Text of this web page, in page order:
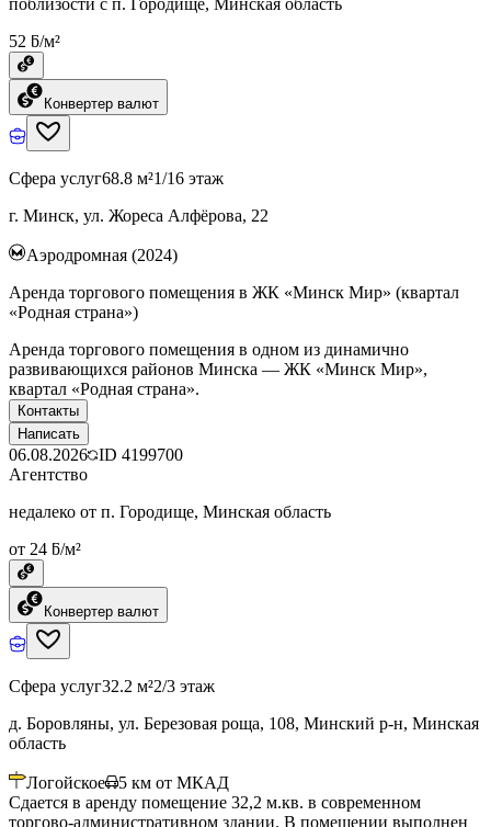
поблизости с п. Городище, Минская область
52 ƃ/м²
Конвертер валют
Сфера услуг68.8 м²1/16 этаж
г. Минск, ул. Жореса Алфёрова, 22
Аэродромная (2024)
Аренда торгового помещения в ЖК «Минск Мир» (квартал
«Родная страна»)
Аренда торгового помещения в одном из динамично
развивающихся районов Минска — ЖК «Минск Мир»,
квартал «Родная страна».
Контакты
Написать
06.08.2026 ID 4199700
Агентство
недалеко от п. Городище, Минская область
от 24 ƃ/м²
Конвертер валют
Сфера услуг32.2 м²2/3 этаж
д. Боровляны, ул. Березовая роща, 108, Минский р-н, Минская
область
Логойское 5 км от МКАД
Сдается в аренду помещение 32,2 м.кв. в современном
торгово-административном здании. В помещении выполнен